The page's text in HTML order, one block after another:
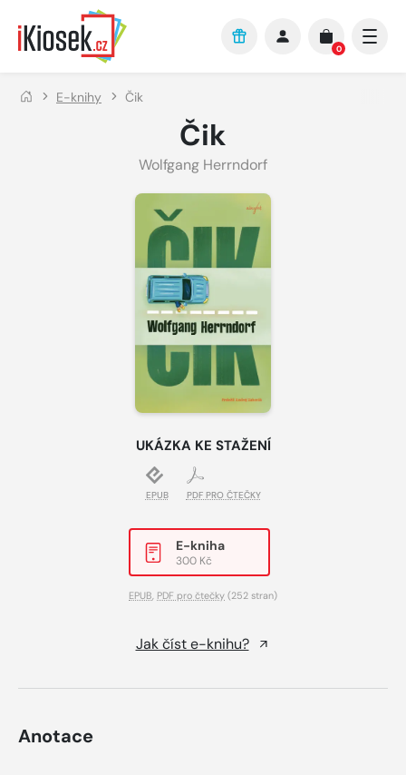
Přejít na hlavní obsah
0
E-knihy Čik
Čik
Wolfgang Herrndorf
UKÁZKA KE STAŽENÍ
EPUB PDF PRO ČTEČKY
E-kniha
300 Kč
EPUB, PDF pro čtečky (252 stran)
Jak číst e-knihu?
Anotace